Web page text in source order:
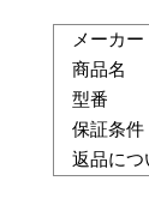
メーカー
商品名
型番
保証条件
返品につ